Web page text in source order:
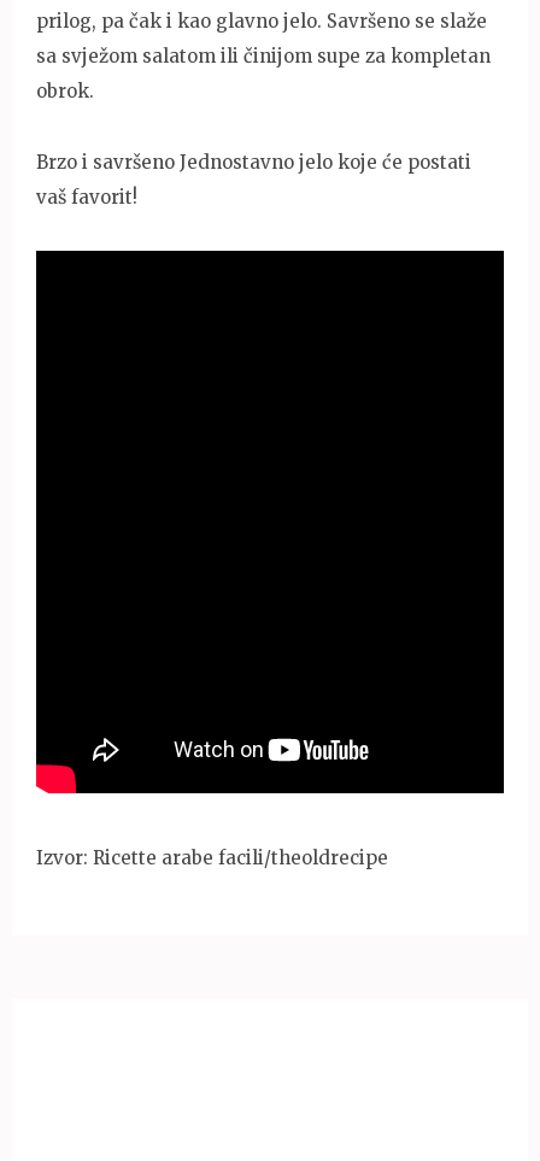
prilog, pa čak i kao glavno jelo. Savršeno se slaže
sa svježom salatom ili činijom supe za kompletan
obrok.
Brzo i savršeno Jednostavno jelo koje će postati
vaš favorit!
Izvor: Ricette arabe facili/theoldrecipe